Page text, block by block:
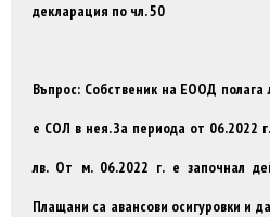
декларация по чл. 50
Въпрос: Собственик на ЕООД
е СОЛ в нея. За периода от 06.2022
лв. От м. 06.2022 г. е започнал
Плащани са авансови осигуровки и